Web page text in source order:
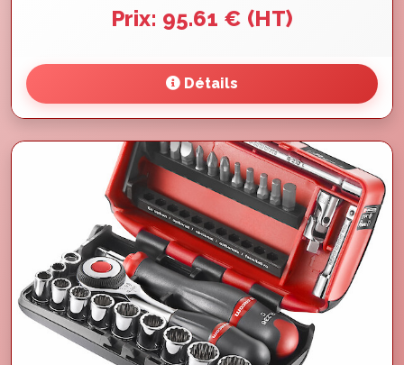
Prix: 95.61 € (HT)
Détails